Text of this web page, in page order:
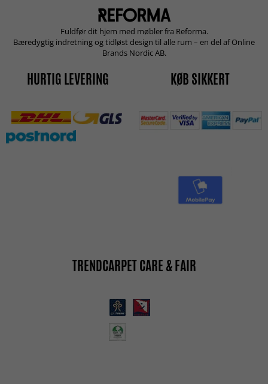
Fuldfør dit hjem med møbler fra Reforma.
Bæredygtig indretning og tidløst design til alle rum – en del af Online
Brands Nordic AB.
HURTIG LEVERING KØB SIKKERT
TRENDCARPET CARE & FAIR